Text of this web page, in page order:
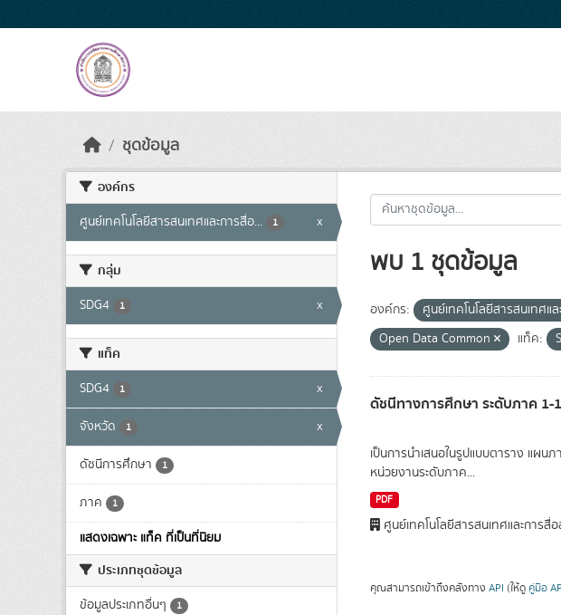
ชุดข้อมูล
องค์กร
ศูนย์เทคโนโลยีสารสนเทศและการสื่อ... 1 x
กลุ่ม
SDG4 1 x
แท็ค
SDG4 1 x
จังหวัด 1 x
ดัชนีการศึกษา 1
ภาค 1
แสดงเฉพาะ แท็ค ที่เป็นที่นิยม
ประเภทชุดข้อมูล
ข้อมูลประเภทอื่นๆ 1
พบ 1 ชุดข้อมูล
องค์กร: ศูนย์เทคโนโลยีสารสนเทศ
Open Data Common
แท็ค:
ดัชนีทางการศึกษา ระดับภาค 1-
เป็นการนำเสนอในรูปแบบตาราง แผ
หน่วยงานระดับภาค...
PDF
ศูนย์เทคโนโลยีสารสนเทศและการสื่
คุณสามารถเข้าถึงคลังทาง API (ให้ดู คู่มือ